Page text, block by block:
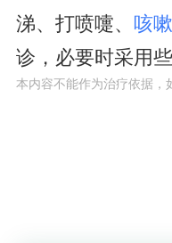
涕、打喷嚏、 咳嗽
诊，必要时采用
本内容不能作为治疗依据，